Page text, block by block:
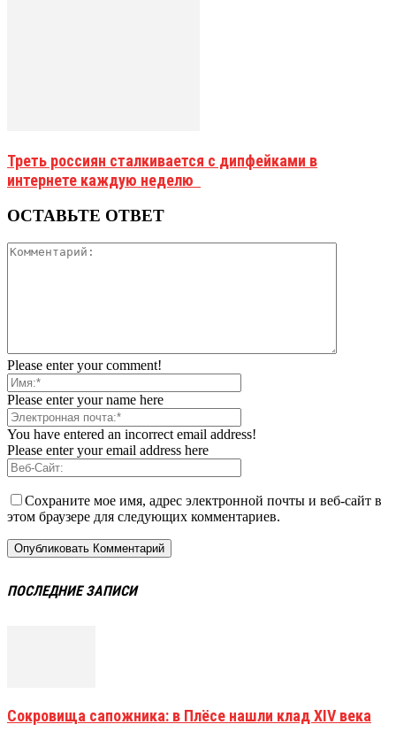
Треть россиян сталкивается с дипфейками в
интернете каждую неделю
ОСТАВЬТЕ ОТВЕТ
Please enter your comment!
Please enter your name here
You have entered an incorrect email address!
Please enter your email address here
Сохраните мое имя, адрес электронной почты и веб-сайт в
этом браузере для следующих комментариев.
ПОСЛЕДНИЕ ЗАПИСИ
Сокровища сапожника: в Плёсе нашли клад XIV века